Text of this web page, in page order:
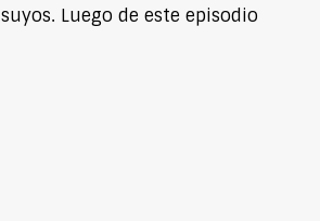
Luego de este episodio